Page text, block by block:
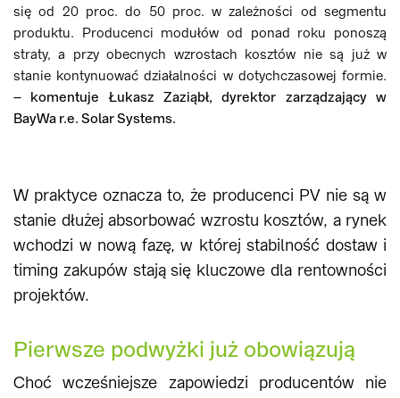
się od 20 proc. do 50 proc. w zależności od segmentu
produktu. Producenci modułów od ponad roku ponoszą
straty, a przy obecnych wzrostach kosztów nie są już w
stanie kontynuować działalności w dotychczasowej formie.
– komentuje Łukasz Zaziąbł, dyrektor zarządzający w
BayWa r.e. Solar Systems.
W praktyce oznacza to, że producenci PV nie są w
stanie dłużej absorbować wzrostu kosztów, a rynek
wchodzi w nową fazę, w której stabilność dostaw i
timing zakupów stają się kluczowe dla rentowności
projektów.
Pierwsze podwyżki już obowiązują
Choć wcześniejsze zapowiedzi producentów nie